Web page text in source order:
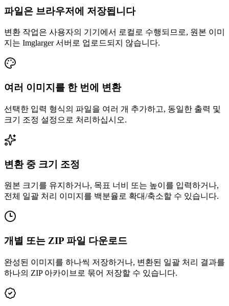
파일은 브라우저에 저장됩니다
변환 작업은 사용자의 기기에서 로컬로 수행되므로, 원본 이미
지는 Imglarger 서버로 업로드되지 않습니다.
여러 이미지를 한 번에 변환
선택한 입력 형식의 파일을 여러 개 추가하고, 동일한 출력 및
크기 조정 설정으로 처리하십시오.
변환 중 크기 조정
원본 크기를 유지하거나, 목표 너비 또는 높이를 입력하거나,
전체 일괄 처리 이미지를 백분율로 확대/축소할 수 있습니다.
개별 또는 ZIP 파일 다운로드
완성된 이미지를 하나씩 저장하거나, 변환된 일괄 처리 결과를
하나의 ZIP 아카이브로 묶어 저장할 수 있습니다.